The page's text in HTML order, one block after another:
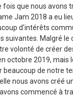
fois que nous
Jam 2018 a eu
d'intérêts
suivantes. Malgré
volonté de créer
octobre 2019, mais
beaucoup de notre
nous avons créé
commencé à